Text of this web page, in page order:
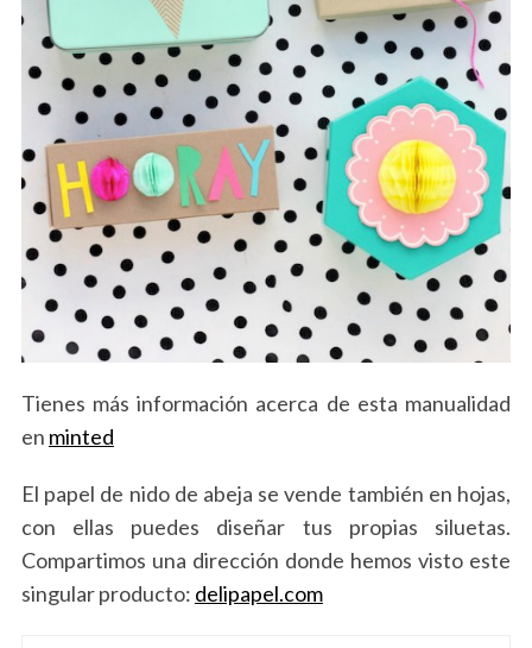
Tienes más información acerca de esta manualidad
en minted
El papel de nido de abeja se vende también en hojas,
con ellas puedes diseñar tus propias siluetas.
Compartimos una dirección donde hemos visto este
singular producto: delipapel.com